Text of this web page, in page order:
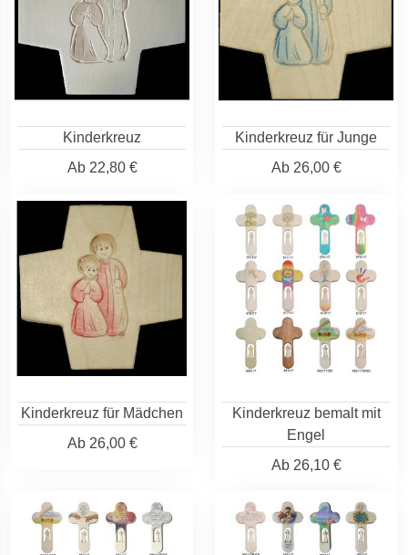
Kinderkreuz
Ab22,80 €
Kinderkreuz für Junge
Ab26,00 €
Kinderkreuz für Mädchen
Ab26,00 €
Kinderkreuz bemalt mit
Engel
Ab26,10 €